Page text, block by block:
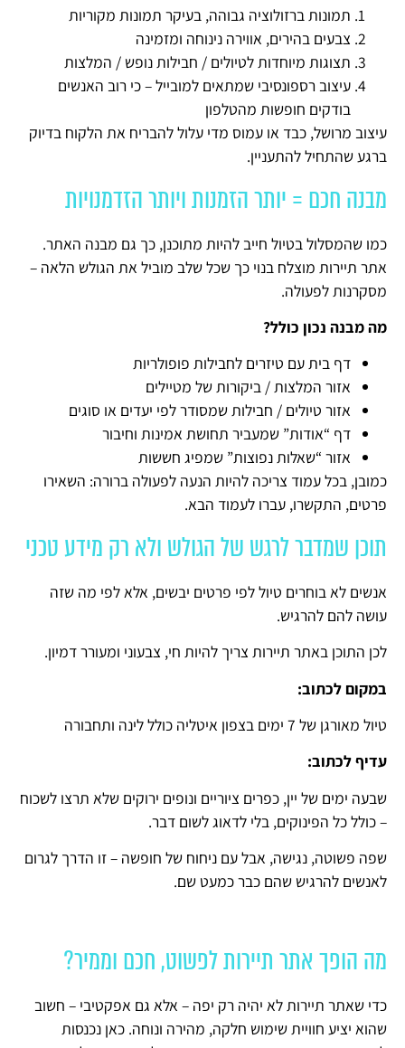
תמונות ברזולוציה גבוהה, בעיקר תמונות מקוריות
צבעים בהירים, אווירה נינוחה ומזמינה
תצוגות מיוחדות לטיולים / חבילות נופש / המלצות
עיצוב רספונסיבי שמתאים למובייל – כי רוב האנשים
בודקים חופשות מהטלפון
עיצוב מרושל, כבד או עמוס מדי עלול להבריח את הלקוח בדיוק
ברגע שהתחיל להתעניין.
מבנה חכם = יותר הזמנות ויותר הזדמנויות
כמו שהמסלול בטיול חייב להיות מתוכנן, כך גם מבנה האתר.
אתר תיירות מוצלח בנוי כך שכל שלב מוביל את הגולש הלאה –
מסקרנות לפעולה.
מה מבנה נכון כולל?
דף בית עם טיזרים לחבילות פופולריות
אזור המלצות / ביקורות של מטיילים
אזור טיולים / חבילות שמסודר לפי יעדים או סוגים
דף “אודות” שמעביר תחושת אמינות וחיבור
אזור “שאלות נפוצות” שמפיג חששות
כמובן, בכל עמוד צריכה להיות הנעה לפעולה ברורה: השאירו
פרטים, התקשרו, עברו לעמוד הבא.
תוכן שמדבר לרגש של הגולש ולא רק מידע טכני
אנשים לא בוחרים טיול לפי פרטים יבשים, אלא לפי מה שזה
עושה להם להרגיש.
לכן התוכן באתר תיירות צריך להיות חי, צבעוני ומעורר דמיון.
במקום לכתוב:
טיול מאורגן של 7 ימים בצפון איטליה כולל לינה ותחבורה
עדיף לכתוב:
שבעה ימים של יין, כפרים ציוריים ונופים ירוקים שלא תרצו לשכוח
– כולל כל הפינוקים, בלי לדאוג לשום דבר.
שפה פשוטה, נגישה, אבל עם ניחוח של חופשה – זו הדרך לגרום
לאנשים להרגיש שהם כבר כמעט שם.
מה הופך אתר תיירות לפשוט, חכם וממיר?
כדי שאתר תיירות לא יהיה רק יפה – אלא גם אפקטיבי – חשוב
שהוא יציע חוויית שימוש חלקה, מהירה ונוחה. כאן נכנסות